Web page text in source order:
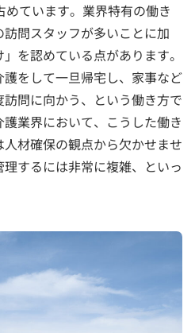
ています。業界特有の働き
問スタッフが多いことに加
を認めている点があります。
をして一旦帰宅し、家事など
問に向かう、という働き方で
業界において、こうした働き
材確保の観点から欠かせませ
するには非常に複雑、といっ